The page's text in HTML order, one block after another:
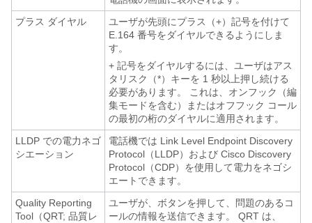
プラス ダイヤル
ユーザが先頭にプラス（+）記号を付けて
E.164 番号をダイヤルできるようにしま
す。
+ 記号をダイヤルするには、ユーザはアス
タリスク（*）キーを 1 秒以上押し続ける
必要があります。 これは、オンフック（編
集モードを含む）またはオフフック コール
の最初の桁のダイヤルに適用されます。
LLDP での電力ネゴ
シエーション
電話機では Link Level Endpoint Discovery
Protocol（LLDP）および Cisco Discovery
Protocol（CDP）を使用して電力をネゴシ
エートできます。
Quality Reporting
Tool（QRT; 品質レ
ユーザが、ボタンを押して、問題のあるコ
ールの情報を送信できます。 QRT は、